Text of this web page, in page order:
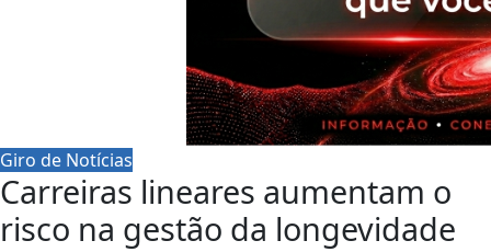
Giro de Notícias
Carreiras lineares aumentam o
risco na gestão da longevidade